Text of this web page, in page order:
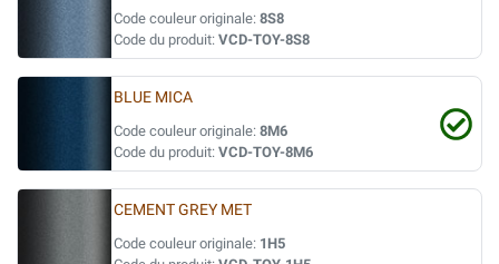
Code couleur originale: 8S8
Code du produit: VCD-TOY-8S8
BLUE MICA
Code couleur originale: 8M6
Code du produit: VCD-TOY-8M6
CEMENT GREY MET
Code couleur originale: 1H5